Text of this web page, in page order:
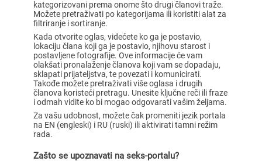
kategorizovani prema onome što drugi članovi traže.
Možete pretraživati po kategorijama ili koristiti alat za
filtriranje i sortiranje.
Kada otvorite oglas, videćete ko ga je postavio,
lokaciju člana koji ga je postavio, njihovu starost i
postavljene fotografije. Ove informacije će vam
olakšati pronalaženje članova koji vam se dopadaju,
sklapati prijateljstva, te povezati i komunicirati.
Takođe možete pretraživati više oglasa i drugih
članova koristeći pretragu. Unesite ključne reči ili fraze
i odmah vidite ko bi mogao odgovarati vašim željama.
Za vašu udobnost, možete čak promeniti jezik portala
na EN (engleski) i RU (ruski) ili aktivirati tamni režim
rada.
Zašto se upoznavati na seks-portalu?